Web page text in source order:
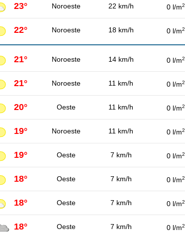
23° Noroeste 22 km/h 0 l/m2
22° Noroeste 18 km/h 0 l/m2
21° Noroeste 14 km/h 0 l/m2
21° Noroeste 11 km/h 0 l/m2
20° Oeste 11 km/h 0 l/m2
19° Noroeste 11 km/h 0 l/m2
19° Oeste 7 km/h 0 l/m2
18° Oeste 7 km/h 0 l/m2
18° Oeste 7 km/h 0 l/m2
18° Oeste 7 km/h 0 l/m2